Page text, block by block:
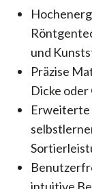
und
Präzise
Dicke
Erweiterte